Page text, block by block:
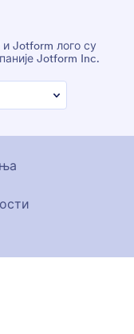
Jotform лого су
Jotform Inc.